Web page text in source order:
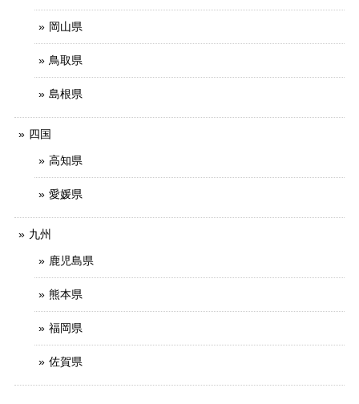
岡山県
鳥取県
島根県
四国
高知県
愛媛県
九州
鹿児島県
熊本県
福岡県
佐賀県